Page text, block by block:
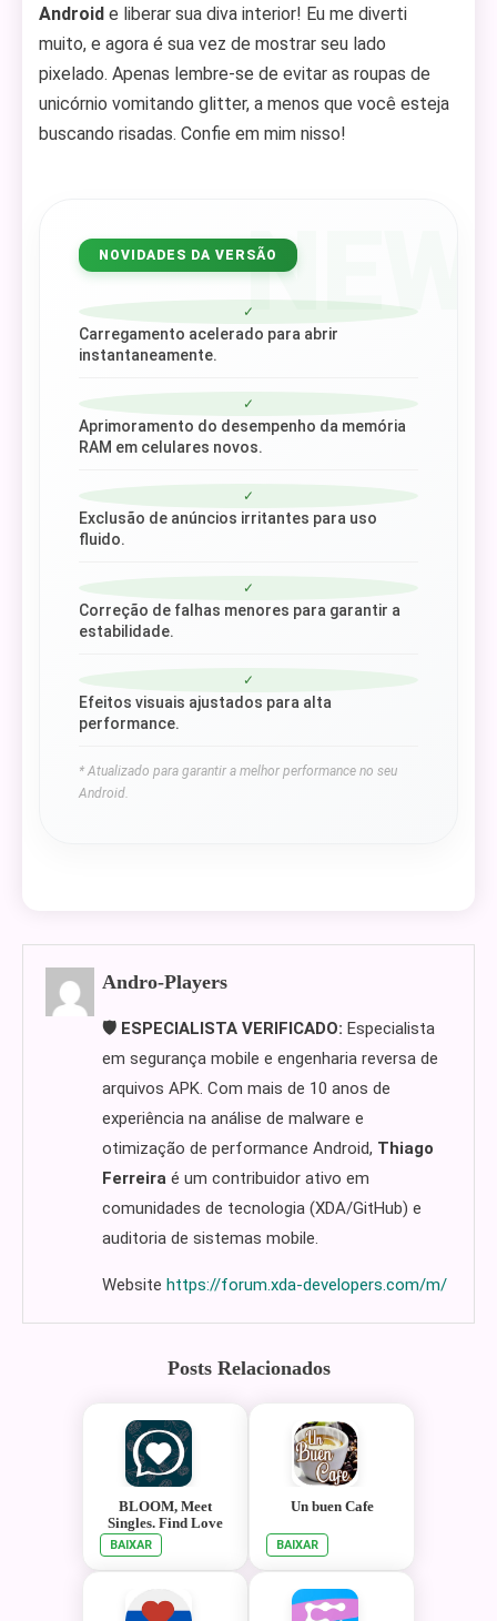
Android e liberar sua diva interior! Eu me diverti
muito, e agora é sua vez de mostrar seu lado
pixelado. Apenas lembre-se de evitar as roupas de
unicórnio vomitando glitter, a menos que você esteja
buscando risadas. Confie em mim nisso!
NEW
NOVIDADES DA VERSÃO
✓
Carregamento acelerado para abrir
instantaneamente.
✓
Aprimoramento do desempenho da memória
RAM em celulares novos.
✓
Exclusão de anúncios irritantes para uso
fluido.
✓
Correção de falhas menores para garantir a
estabilidade.
✓
Efeitos visuais ajustados para alta
performance.
* Atualizado para garantir a melhor performance no seu
Android.
Andro-Players
🛡️ ESPECIALISTA VERIFICADO: Especialista
em segurança mobile e engenharia reversa de
arquivos APK. Com mais de 10 anos de
experiência na análise de malware e
otimização de performance Android, Thiago
Ferreira é um contribuidor ativo em
comunidades de tecnologia (XDA/GitHub) e
auditoria de sistemas mobile.
Website https://forum.xda-developers.com/m/
Posts Relacionados
BLOOM, Meet
Singles. Find Love
BAIXAR
Un buen Cafe
BAIXAR